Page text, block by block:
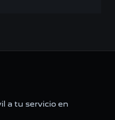
a tu servicio en